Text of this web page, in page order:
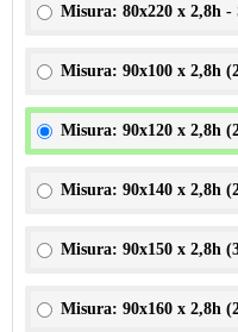
Misura: 80x220 x 2,8h -
Misura: 90x100 x 2,8h (
Misura: 90x120 x 2,8h (
Misura: 90x140 x 2,8h (
Misura: 90x150 x 2,8h (
Misura: 90x160 x 2,8h (